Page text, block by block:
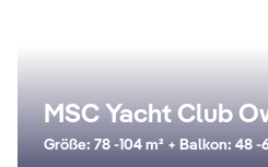
MSC Yacht Club
Größe: 78 -104 m² + Balkon: 48 -